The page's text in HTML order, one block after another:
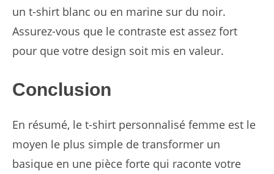
un t-shirt blanc ou en marine sur du noir.
Assurez-vous que le contraste est assez fort
pour que votre design soit mis en valeur.
Conclusion
En résumé, le t-shirt personnalisé femme est le
moyen le plus simple de transformer un
basique en une pièce forte qui raconte votre